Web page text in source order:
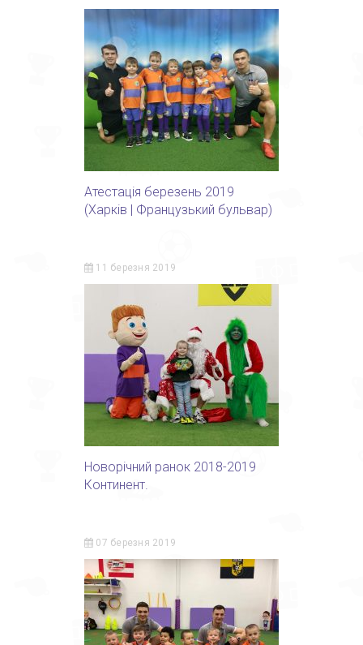
Атестація березень 2019
(Харків | Французький бульвар)
11 березня 2019
Новорічний ранок 2018-2019
Континент.
07 березня 2019